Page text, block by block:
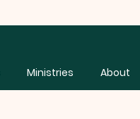
Ministries About